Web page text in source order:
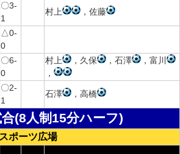
〇3-
1
村上 ，佐藤
△0-
0
〇6-
0
村上 ，久保 ，石澤
，富川
，
〇2-
1
石澤 ，高橋
(8人制15分ハーフ)
ポーツ広場